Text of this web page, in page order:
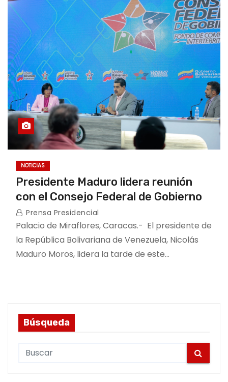
NOTICIAS
Presidente Maduro lidera reunión
con el Consejo Federal de Gobierno
Prensa Presidencial
Palacio de Miraflores, Caracas.- El presidente de
la República Bolivariana de Venezuela, Nicolás
Maduro Moros, lidera la tarde de este…
Búsqueda